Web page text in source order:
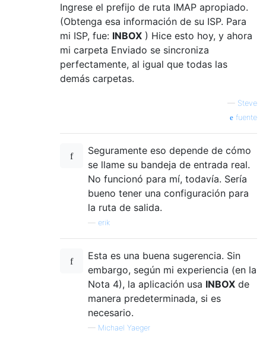
Ingrese el prefijo de ruta IMAP apropiado.
(Obtenga esa información de su ISP. Para
mi ISP, fue: INBOX ) Hice esto hoy, y ahora
mi carpeta Enviado se sincroniza
perfectamente, al igual que todas las
demás carpetas.
— Steve
fuente
Seguramente eso depende de cómo
se llame su bandeja de entrada real.
No funcionó para mí, todavía. Sería
bueno tener una configuración para
la ruta de salida.
erik
Esta es una buena sugerencia. Sin
embargo, según mi experiencia (en la
Nota 4), la aplicación usa INBOX de
manera predeterminada, si es
necesario.
— Michael Yaeger